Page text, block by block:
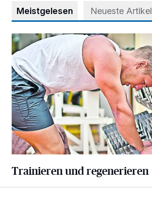
Meistgelesen Neueste Artikel
Trainieren und regenerieren
Trainieren und regenerieren